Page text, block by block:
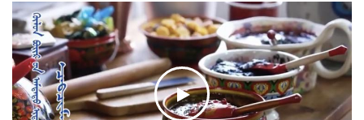
ислийн ялгаруулалт 17%-иар бууруулна
2026-07-29 12:57:05 72
Бо Бао Жүгийн Соёл урлагийн хүрээлэнгийн нээлт
боллоо
2026-07-29 12:53:33 71